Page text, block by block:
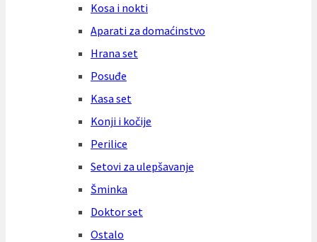
Kosa i nokti
Aparati za domaćinstvo
Hrana set
Posuđe
Kasa set
Konji i kočije
Perilice
Setovi za ulepšavanje
Šminka
Doktor set
Ostalo